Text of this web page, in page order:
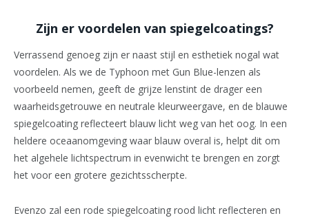
Zijn er voordelen van spiegelcoatings?
Verrassend genoeg zijn er naast stijl en esthetiek nogal wat
voordelen. Als we de Typhoon met Gun Blue-lenzen als
voorbeeld nemen, geeft de grijze lenstint de drager een
waarheidsgetrouwe en neutrale kleurweergave, en de blauwe
spiegelcoating reflecteert blauw licht weg van het oog. In een
heldere oceaanomgeving waar blauw overal is, helpt dit om
het algehele lichtspectrum in evenwicht te brengen en zorgt
het voor een grotere gezichtsscherpte.
Evenzo zal een rode spiegelcoating rood licht reflecteren en